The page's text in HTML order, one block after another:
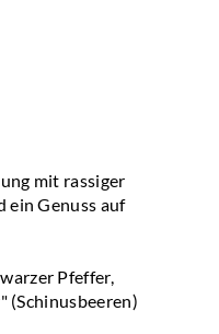
mit rassiger
ein Genuss auf
Pfeffer,
(Schinusbeeren)